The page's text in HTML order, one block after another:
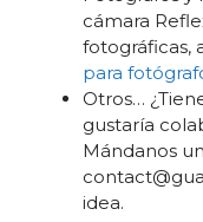
cámara
fotográficas,
para
Otros…
gustaría
Mándanos
idea.